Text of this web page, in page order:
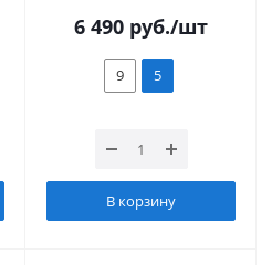
6 490 руб./шт
9 5
В корзину